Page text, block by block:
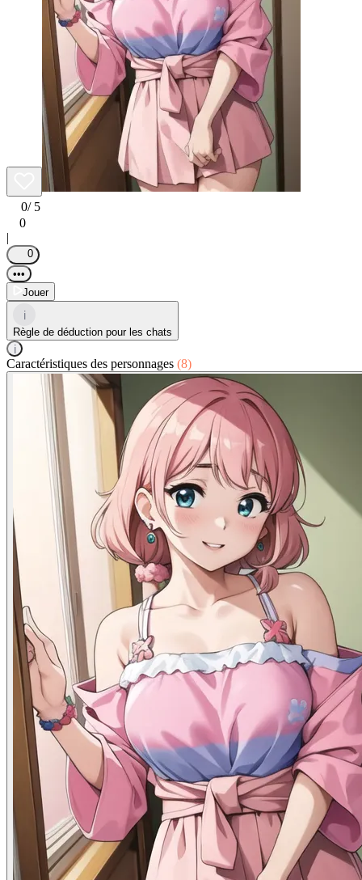
0/ 5
0
|
0
•••
Jouer
i
Règle de déduction pour les chats
i
Caractéristiques des personnages (8)